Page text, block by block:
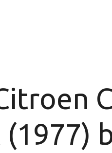
(1977)